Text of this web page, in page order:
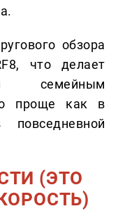
обзора
что делает
семейным
проще как в
(ЭТО